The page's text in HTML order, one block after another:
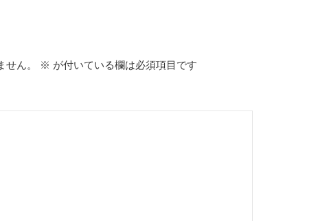
ん。 ※ が付いている欄は必須項目です